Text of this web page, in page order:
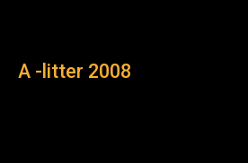
A -litter 2008